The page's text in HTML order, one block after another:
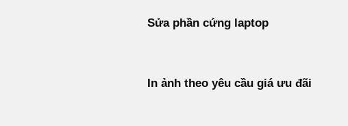
Sửa phần cứng laptop
In ảnh theo yêu cầu giá ưu đãi